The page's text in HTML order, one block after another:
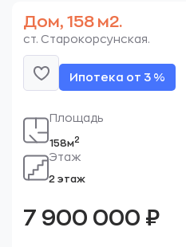
Дом, 158 м2.
ст. Старокорсунская.
Ипотека от 3 %
Площадь
158м2
Этаж
2 этаж
7 900 000 ₽